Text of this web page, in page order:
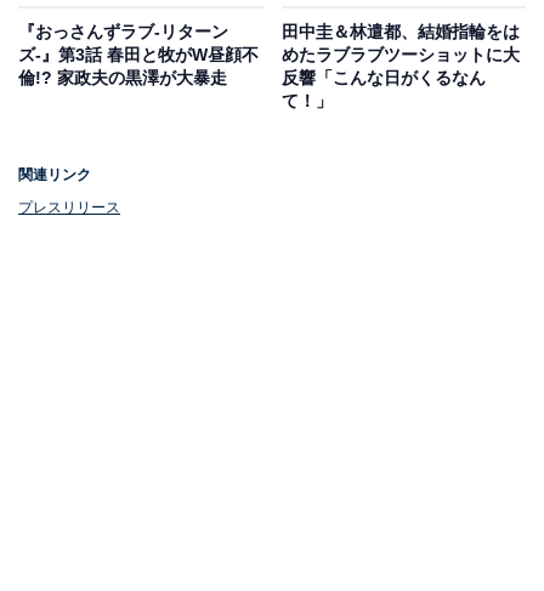
る中学教師が、昭和から令和へタイムスリップしてしま
う斬新なストーリー。ジェネレーションギャップが存分
に詰まっており、時代の風刺や人間ドラマに引き込まれ
『おっさんずラブ-リターン
ズ-』第3話 春田と牧がW昼顔不
倫!? 家政夫の黒澤が大暴走
田中圭＆林遣都、結婚指輪をは
めたラブラブツーショットに大
反響「こんな日がくるなん
て！」
関連リンク
プレスリリース